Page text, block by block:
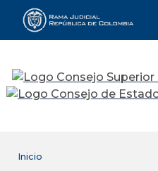
Rama Judicial
Inicio